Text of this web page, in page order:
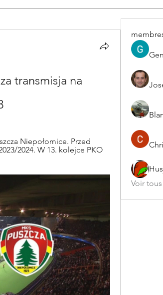
transmisja na
Niepołomice. Przed
2024. W 13. kolejce PKO
Voir